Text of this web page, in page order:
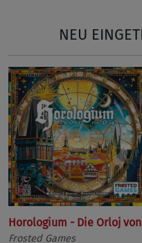
NEU
Horologium - Die Orloj von
Frosted Games